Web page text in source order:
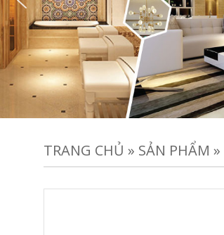
TRANG CHỦ » SẢN PHẨM »